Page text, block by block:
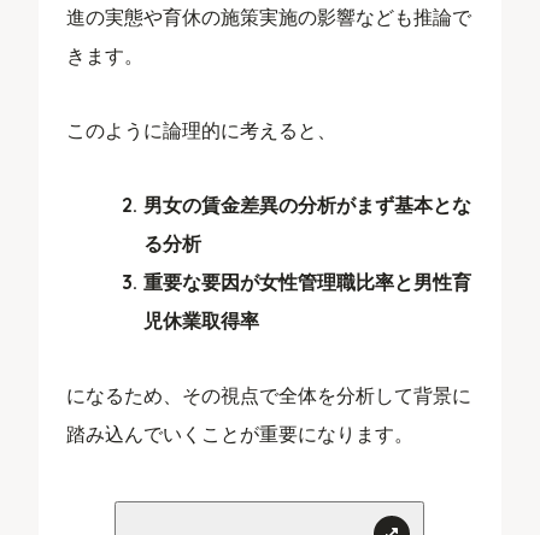
進の実態や育休の施策実施の影響なども推論で
きます。
このように論理的に考えると、
男女の賃金差異の分析がまず基本とな
る分析
重要な要因が女性管理職比率と男性育
児休業取得率
になるため、その視点で全体を分析して背景に
踏み込んでいくことが重要になります。